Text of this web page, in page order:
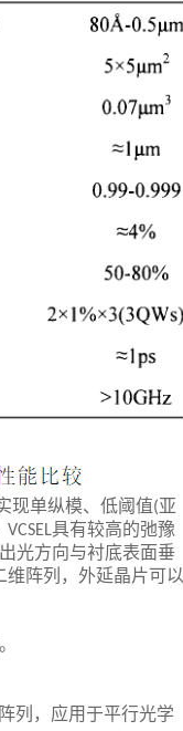
现单纵模、低阈值(亚
VCSEL具有较高的弛豫
出光方向与衬底表面垂
阵列，外延晶片可以
列，应用于平行光学